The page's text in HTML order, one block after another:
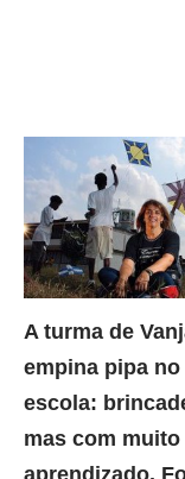
A turma de
empina pipa
escola:
mas com muito
aprendizado.